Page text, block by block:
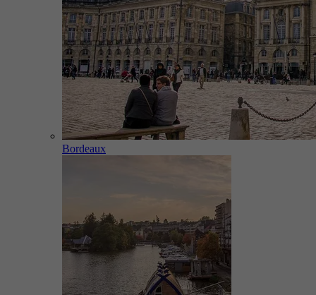
Bordeaux